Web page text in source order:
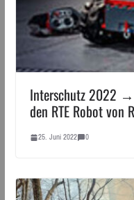
Interschutz 2022
den RTE Robot von
25. Juni 2022 0